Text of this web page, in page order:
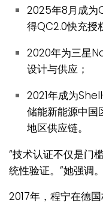
2025年8月成为
得QC2.0快充授
2020年为三星
设计与供应；
2021年成为
储能新能源中国
地区供应链。
“技术认证不仅是门
统性验证。”她强调。
2017年，程宁在德